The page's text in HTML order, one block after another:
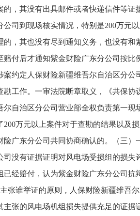
的，其没有出具邮件或者快递信件等证
公司到现场核实情况，特别是200万元
的，其也没有尽到通知义务，也没有和
赔付后才通知紫金财险广东分公司按比
案约定人保财险新疆维吾尔自治区分公
勘工作。一审法院断章取义，《共保协
尔自治区分公司营业部全权负责第一现
200万元以上案件对于查勘的结果以及
险广东分公司共同协商确认的。（三）
司没有证据证明对风电场受损组的损失
已经赔付，认为紫金财险广东分公司抗
主张谁举证的原则，人保财险新疆维吾
主张的风电场机组损失提供充足的证据